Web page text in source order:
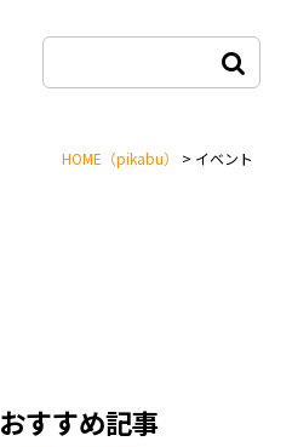
HOME （pikabu） > イベント
おすすめ記事